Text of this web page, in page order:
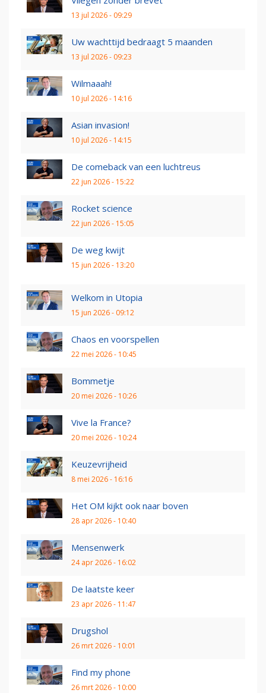
13 jul 2026 - 09:29
Uw wachttijd bedraagt 5 maanden
13 jul 2026 - 09:23
Wilmaaah!
10 jul 2026 - 14:16
Asian invasion!
10 jul 2026 - 14:15
De comeback van een luchtreus
22 jun 2026 - 15:22
Rocket science
22 jun 2026 - 15:05
De weg kwijt
15 jun 2026 - 13:20
Welkom in Utopia
15 jun 2026 - 09:12
Chaos en voorspellen
22 mei 2026 - 10:45
Bommetje
20 mei 2026 - 10:26
Vive la France?
20 mei 2026 - 10:24
Keuzevrijheid
8 mei 2026 - 16:16
Het OM kijkt ook naar boven
28 apr 2026 - 10:40
Mensenwerk
24 apr 2026 - 16:02
De laatste keer
23 apr 2026 - 11:47
Drugshol
26 mrt 2026 - 10:01
Find my phone
26 mrt 2026 - 10:00